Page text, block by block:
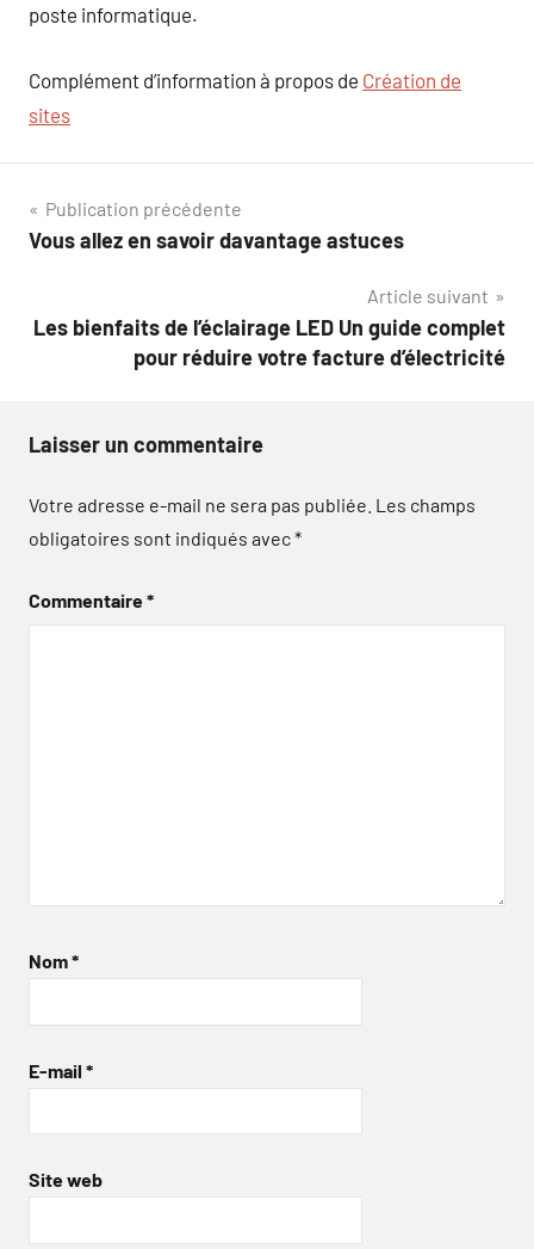
poste informatique.
Complément d’information à propos de Création de
sites
Navigation
de
Publication précédente
Vous allez en savoir davantage astuces
Article suivant
Les bienfaits de l’éclairage LED Un guide complet
pour réduire votre facture d’électricité
Laisser un commentaire
Votre adresse e-mail ne sera pas publiée. Les champs
obligatoires sont indiqués avec*
Commentaire*
Nom*
E-mail *
Site web